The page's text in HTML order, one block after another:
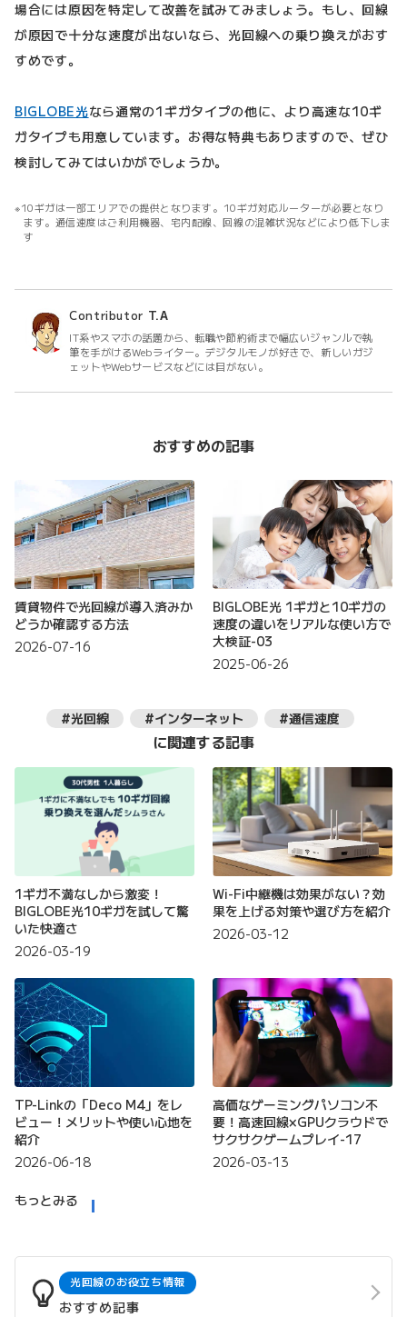
場合には原因を特定して改善を試みてみましょう。もし、回線
が原因で十分な速度が出ないなら、光回線への乗り換えがおす
すめです。
BIGLOBE光なら通常の1ギガタイプの他に、より高速な10ギ
ガタイプも用意しています。お得な特典もありますので、ぜひ
検討してみてはいかがでしょうか。
10ギガは一部エリアでの提供となります。10ギガ対応ルーターが必要となり
ます。通信速度はご利用機器、宅内配線、回線の混雑状況などにより低下しま
す
Contributor T.A
IT系やスマホの話題から、転職や節約術まで幅広いジャンルで執
筆を手がけるWebライター。デジタルモノが好きで、新しいガジ
ェットやWebサービスなどには目がない。
おすすめの記事
賃貸物件で光回線が導入済みか
どうか確認する方法
2026-07-16
BIGLOBE光 1ギガと10ギガの
速度の違いをリアルな使い方で
大検証-03
2025-06-26
#光回線 #インターネット #通信速度
に関連する記事
1ギガ不満なしから激変！
BIGLOBE光10ギガを試して驚
いた快適さ
2026-03-19
Wi-Fi中継機は効果がない？効
果を上げる対策や選び方を紹介
2026-03-12
TP-Linkの「Deco M4」をレ
ビュー！メリットや使い心地を
紹介
2026-06-18
高価なゲーミングパソコン不
要！高速回線×GPUクラウドで
サクサクゲームプレイ-17
2026-03-13
もっとみる
光回線のお役立ち情報
おすすめ記事